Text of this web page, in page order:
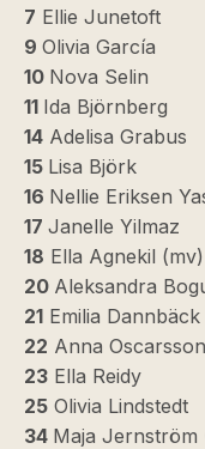
7 Ellie Junetoft
9 Olivia García
10 Nova Selin
11 Ida Björnberg
14 Adelisa Grabus
15 Lisa Björk
16 Nellie Eriksen
17 Janelle Yilmaz
18 Ella Agnekil (mv)
20 Aleksandra
21 Emilia Dannbäck
22 Anna Oscarsson
23 Ella Reidy
25 Olivia Lindstedt
34 Maja Jernström